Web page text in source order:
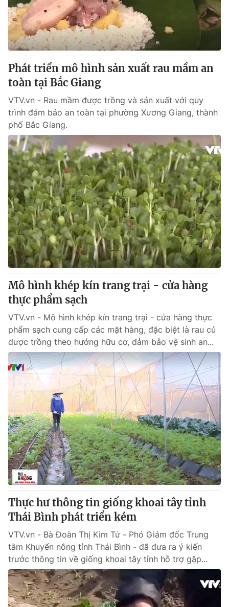
Sản phẩm
Thị trường
Tư vấn
Lịch phát sóng
Chuyên mục khác
Emagazine
Photo Infographic
Video Shorts video
VTV Money VTV Thể thao
VTV Sức khoẻ Bất động sản
Thị trường 24h Tấm lòng Việt
VTV4 Vươn mình bằng AI
VTV9 VTV8
Liên hệ tòa soạn English
THỜI BÁO VTV
Theo dõi báo trên
Cơ quan chủ quản:Đài Truyền hình Việt Nam
Cơ quan báo chí:Thời báo VTV
Giấy phép hoạt động báo in và báo điện tử số 483/GP-BTTTT
cấp ngày 29/12/2023
Tổng Biên tập:Vũ Thanh Thủy
Phó Tổng Biên tập:Nguyễn Thị Mỹ Hạnh, Phạm Quốc Thắng,
Nguyễn Trọng Ninh
Tổng đài VTV:
024.38 355 931 - 024.38 355 932
Ðiện thoại Thời báo VTV: 024.66 897 897
Email: toasoan@vtv.vn
Liên hệ quảng cáo:024-7300.7108
Phát triển mô hình sản xuất rau mầm an
toàn tại Bắc Giang
VTV.vn - Rau mầm được trồng và sản xuất với quy
trình đảm bảo an toàn tại phường Xương Giang, thành
phố Bắc Giang.
Mô hình khép kín trang trại - cửa hàng
thực phẩm sạch
VTV.vn - Mô hình khép kín trang trại - cửa hàng thực
phẩm sạch cung cấp các mặt hàng, đặc biệt là rau củ
được trồng theo hướng hữu cơ, đảm bảo vệ sinh an...
Thực hư thông tin giống khoai tây tỉnh
Thái Bình phát triển kém
VTV.vn - Bà Đoàn Thị Kim Tứ - Phó Giám đốc Trung
tâm Khuyến nông tỉnh Thái Bình - đã đưa ra ý kiến
trước thông tin về giống khoai tây tỉnh hỗ trợ gặp...